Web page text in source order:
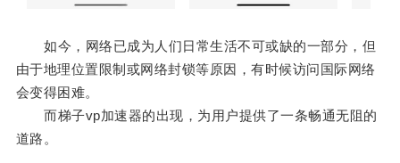
如今，网络已成为人们日常生活不可或缺的一部分，但
由于地理位置限制或网络封锁等原因，有时候访问国际网络
会变得困难。
而梯子vp加速器的出现，为用户提供了一条畅通无阻的
道路。